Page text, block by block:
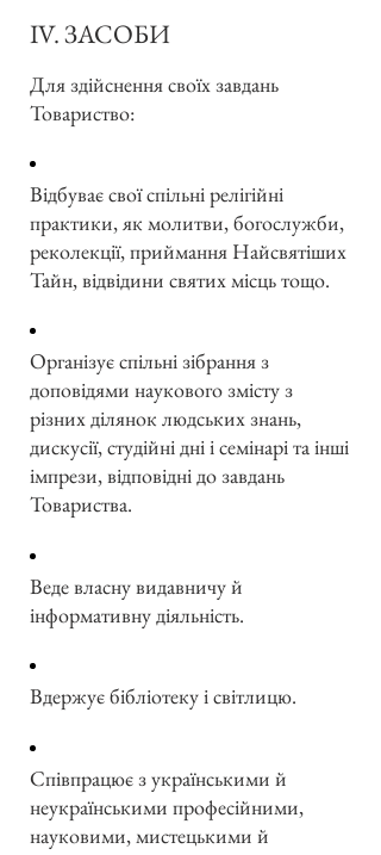
IV. ЗАСОБИ
Для здійснення своїх завдань
Товариство:
Відбуває свої спільні релігійні
практики, як молитви, богослужби,
реколекції, приймання Найсвятіших
Тайн, відвідини святих місць тощо.
Організує спільні зібрання з
доповідями наукового змісту з
різних ділянок людських знань,
дискусії, студійні дні і семінарі та інші
імпрези, відповідні до завдань
Товариства.
Веде власну видавничу й
інформативну діяльність.
Вдержує бібліотеку і світлицю.
Співпрацює з українськими й
неукраїнськими професійними,
науковими, мистецькими й